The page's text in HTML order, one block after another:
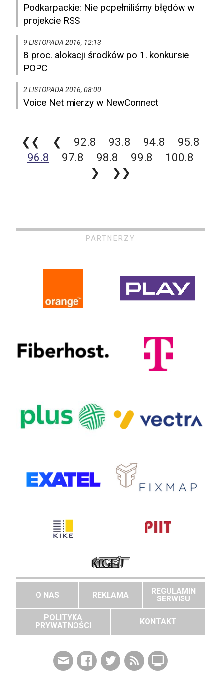
Podkarpackie: Nie popełniliśmy błędów w
projekcie RSS
9 LISTOPADA 2016, 12:13
8 proc. alokacji środków po 1. konkursie
POPC
2 LISTOPADA 2016, 08:00
Voice Net mierzy w NewConnect
❮❮ ❮ 92.8 93.8 94.8
95.8
96.8
97.8 98.8 99.8
100.8
❯
❯❯
PARTNERZY
O NAS REKLAMA
REGULAMIN
SERWISU
POLITYKA
PRYWATNOŚCI
KONTAKT